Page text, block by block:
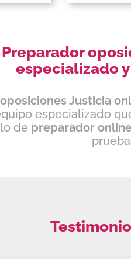
Preparador
especializado
Justicia
especializado
de preparador